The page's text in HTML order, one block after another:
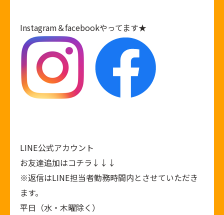
Instagram＆facebookやってます★
LINE公式アカウント
お友達追加はコチラ↓↓↓
※返信はLINE担当者勤務時間内とさせていただき
ます。
平日（水・木曜除く）